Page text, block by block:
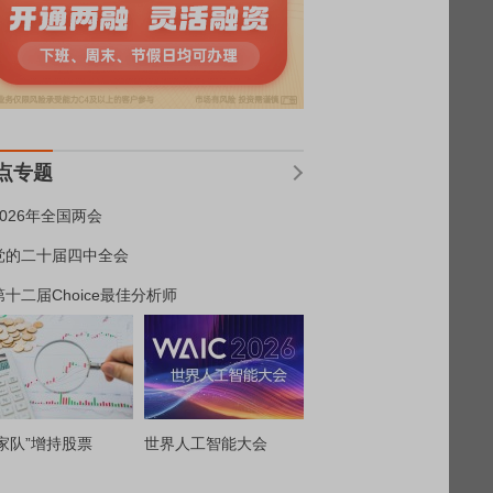
专题
年全国两会
的二十届四中全会
十二届Choice最佳分析师
队”增持股票 世界人工智能大会